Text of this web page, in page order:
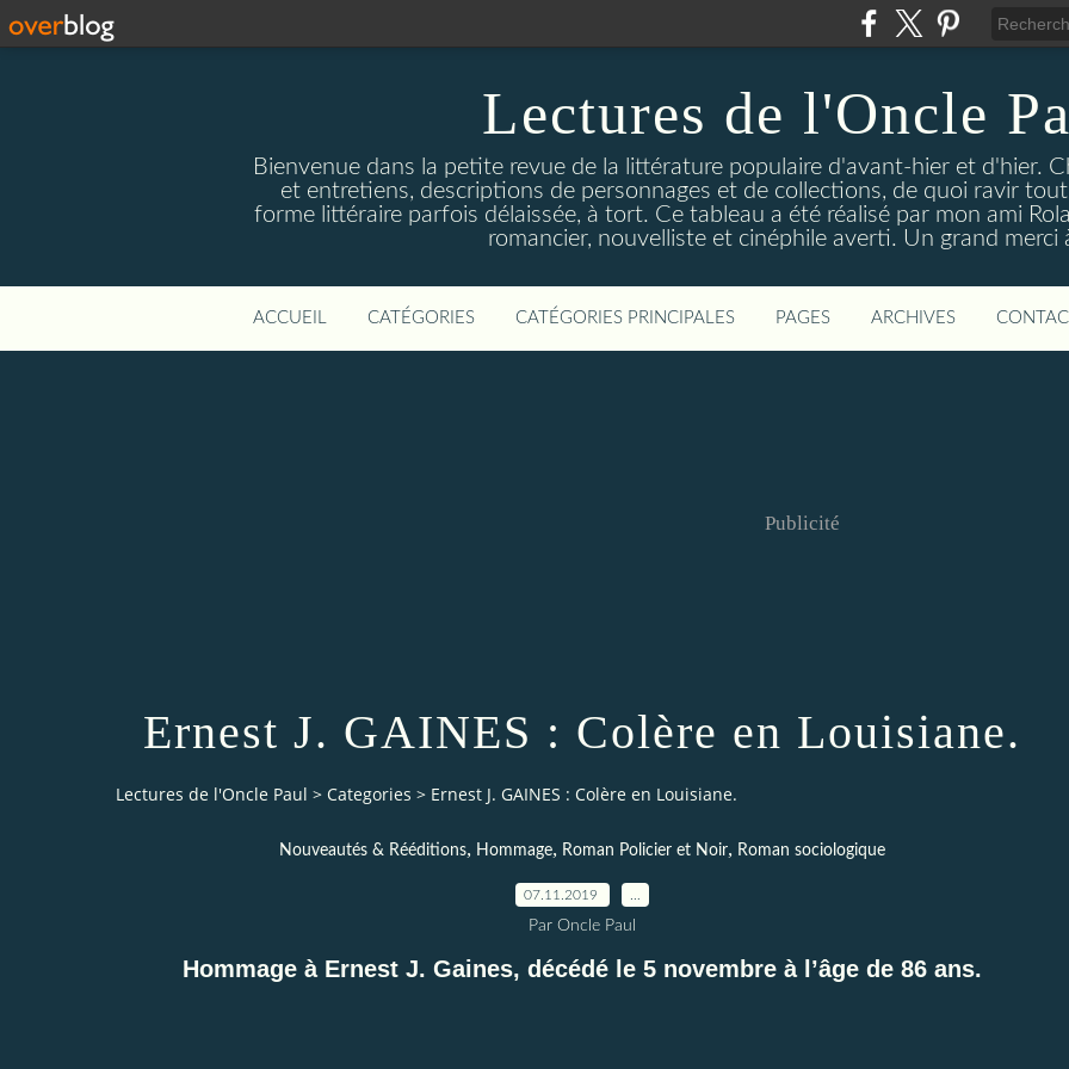
Lectures de l'Oncle
Bienvenue dans la petite revue de la littérature populaire d'avant-hier et d'hier.
et entretiens, descriptions de personnages et de collections, de quoi ravir
forme littéraire parfois délaissée, à tort. Ce tableau a été réalisé par mon ami
romancier, nouvelliste et cinéphile averti. Un grand merci
ACCUEIL CATÉGORIES CATÉGORIES PRINCIPALES PAGES ARCHIVES
Publicité
Ernest J. GAINES : Colère en Louisiane.
Lectures de l'Oncle Paul > Categories > Ernest J. GAINES : Colère en Louisiane.
Nouveautés & Rééditions, Hommage, Roman Policier et Noir, Roman sociologique
07.11.2019
Par Oncle Paul
Hommage à Ernest J. Gaines, décédé le 5 novembre à l’âge de 86 ans.